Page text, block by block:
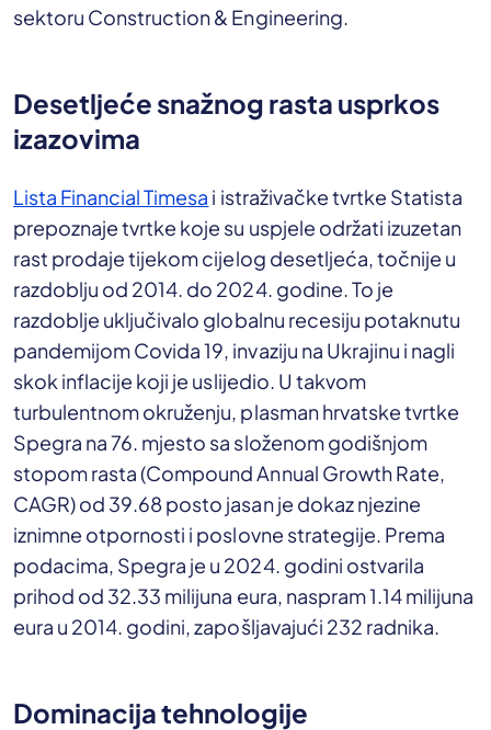
sektoru Construction & Engineering.
Desetljeće snažnog rasta usprkos
izazovima
Lista Financial Timesa i istraživačke tvrtke Statista
prepoznaje tvrtke koje su uspjele održati izuzetan
rast prodaje tijekom cijelog desetljeća, točnije u
razdoblju od 2014. do 2024. godine. To je
razdoblje uključivalo globalnu recesiju potaknutu
pandemijom Covida 19, invaziju na Ukrajinu i nagli
skok inflacije koji je uslijedio. U takvom
turbulentnom okruženju, plasman hrvatske tvrtke
Spegra na 76. mjesto sa složenom godišnjom
stopom rasta (Compound Annual Growth Rate,
CAGR) od 39.68 posto jasan je dokaz njezine
iznimne otpornosti i poslovne strategije. Prema
podacima, Spegra je u 2024. godini ostvarila
prihod od 32.33 milijuna eura, naspram 1.14 milijuna
eura u 2014. godini, zapošljavajući 232 radnika.
Dominacija tehnologije